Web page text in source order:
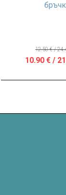
12.50€/
Original
10.90€ /